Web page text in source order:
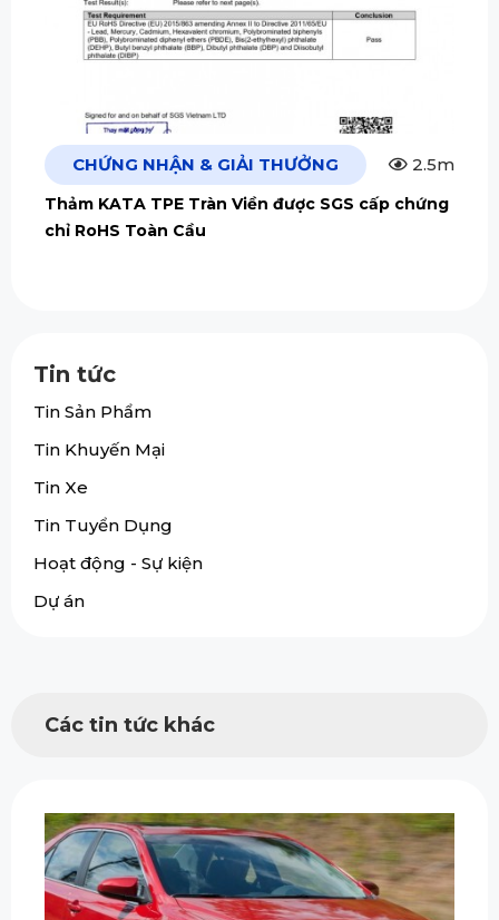
CHỨNG NHẬN & GIẢI THƯỞNG 2.5m
Thảm KATA TPE Tràn Viền được SGS cấp chứng
chỉ RoHS Toàn Cầu
Tin tức
Tin Sản Phẩm
Tin Khuyến Mại
Tin Xe
Tin Tuyển Dụng
Hoạt động - Sự kiện
Dự án
Các tin tức khác